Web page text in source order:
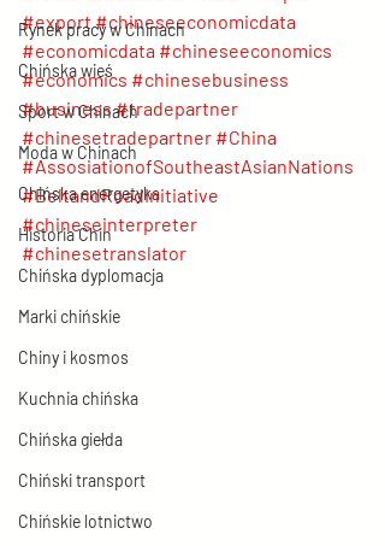
Rynek pracy w Chinach
Chińska wieś
Sport w Chinach
Moda w Chinach
Chińska energetyka
Historia Chin
Chińska dyplomacja
Marki chińskie
Chiny i kosmos
Kuchnia chińska
Chińska giełda
Chiński transport
Chińskie lotnictwo
#export #chineseeconomicdata
#economicdata #chineseeconomics
#economics #chinesebusiness
#business #tradepartner
#chinesetradepartner #China
#AssosiationofSoutheastAsianNations
#BeltandRoadInitiative
#chineseinterpreter
#chinesetranslator